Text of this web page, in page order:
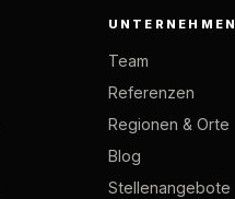
UNTERNEHMEN
Team
Referenzen
Regionen & Orte
Blog
Stellenangebote